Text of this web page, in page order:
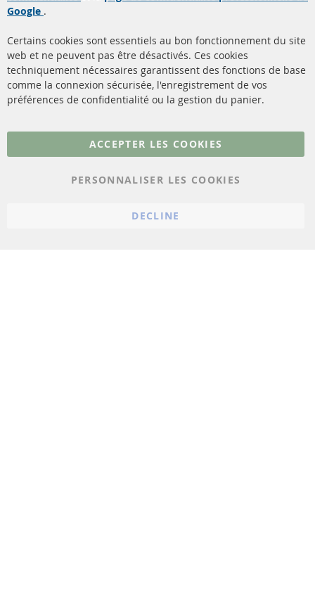
(FPD)
Catalyseur (CAT)
Capteurs
Matériel de montage
livraison
Contact
Résilier le contrat
Plus de liens
Conditions générales
Google .
Certains cookies sont essentiels au bon fonctionnement du site
web et ne peuvent pas être désactivés. Ces cookies
techniquement nécessaires garantissent des fonctions de base
comme la connexion sécurisée, l'enregistrement de vos
préférences de confidentialité ou la gestion du panier.
ACCEPTER LES COOKIES
PERSONNALISER LES COOKIES
DECLINE